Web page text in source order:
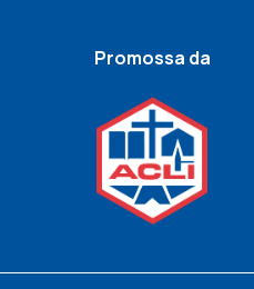
Promossa da